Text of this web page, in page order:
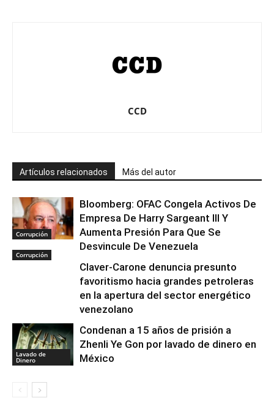
CCD
Artículos relacionados Más del autor
Corrupción
Bloomberg: OFAC Congela Activos De
Empresa De Harry Sargeant III Y
Aumenta Presión Para Que Se
Desvincule De Venezuela
Corrupción
Claver-Carone denuncia presunto
favoritismo hacia grandes petroleras
en la apertura del sector energético
venezolano
Lavado de
Dinero
Condenan a 15 años de prisión a
Zhenli Ye Gon por lavado de dinero en
México